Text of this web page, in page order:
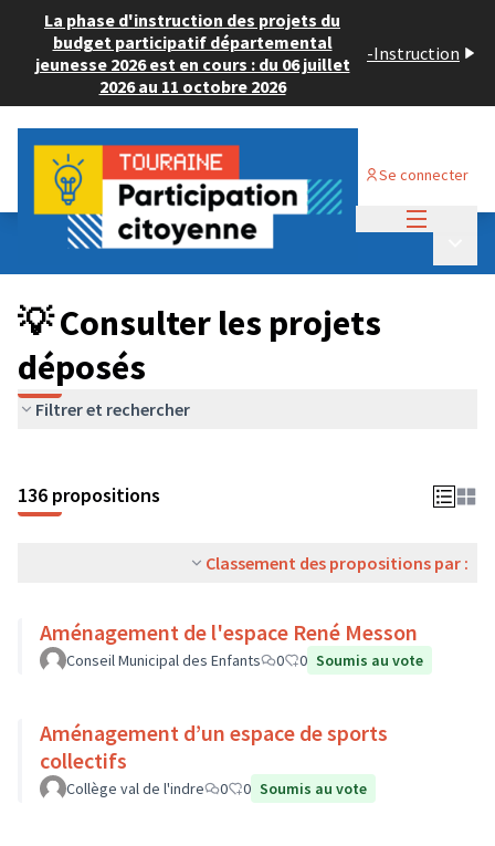
La phase d'instruction des projets du
budget participatif départemental
jeunesse 2026 est en cours : du 06 juillet
2026 au 11 octobre 2026
-Instruction
Se connecter
Budget Participatif JEUNESSE 2024
💡 Consulter les projets déposés
💡 Consulter les projets
déposés
Filtrer et rechercher
136 propositions
Classement des propositions par :
Aménagement de l'espace René Messon
Conseil Municipal des Enfants 0 0 Soumis au vote
Aménagement d’un espace de sports
collectifs
Collège val de l'indre 0 0 Soumis au vote